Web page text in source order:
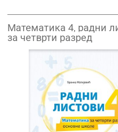
Математика 4, радни
за четврти разред